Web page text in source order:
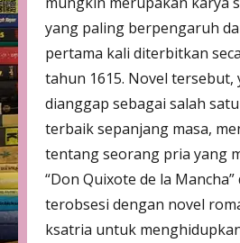
yang paling berpengaruh
pertama kali diterbitkan
tahun 1615. Novel tersebut,
dianggap sebagai salah
terbaik sepanjang masa,
tentang seorang pria yang
“Don Quixote de la
terobsesi dengan novel
ksatria untuk